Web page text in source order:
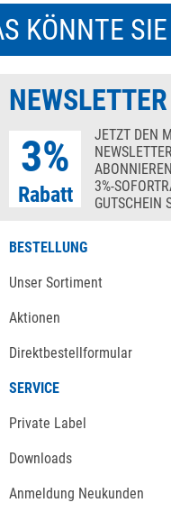
KÖNNTE
NEWSLETTER
3%
Rabatt
JETZT DEN
3%-
GUTSCHEIN
BESTELLUNG
Unser Sortiment
Aktionen
Direktbestellformular
SERVICE
Private Label
Downloads
Anmeldung Neukunden